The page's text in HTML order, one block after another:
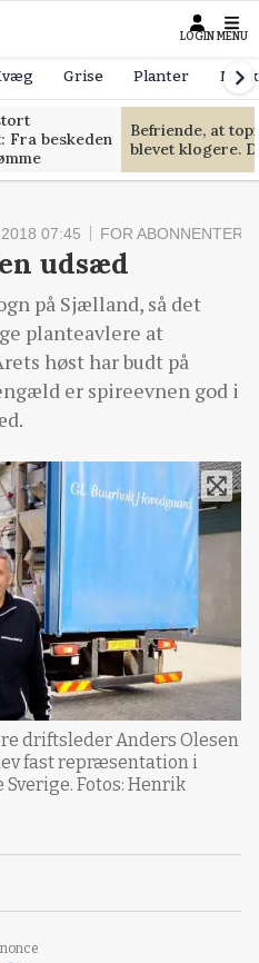
LOGIN MENU
Grise Planter
Fra beskeden
Befriende, at
blevet klogere.
07:45 FOR ABONNENTER
udsæd
på Sjælland, så det
planteavlere at
høst har budt på
er spireevnen god i
driftsleder Anders Olesen
fast repræsentation i
Fotos: Henrik